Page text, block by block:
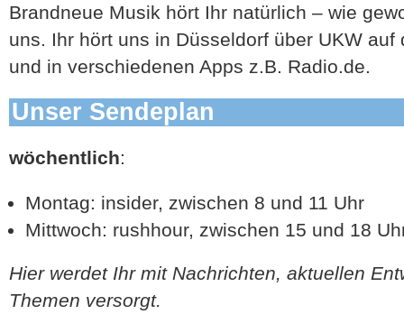
Brandneue Musik hört Ihr natürlich – wie
uns. Ihr hört uns in Düsseldorf über UKW
und in verschiedenen Apps z.B. Radio.de.
Unser Sendeplan
wöchentlich:
Montag: insider, zwischen 8 und 11 Uhr
Mittwoch: rushhour, zwischen 15 und 18
Hier werdet Ihr mit Nachrichten, aktuellen
Themen versorgt.